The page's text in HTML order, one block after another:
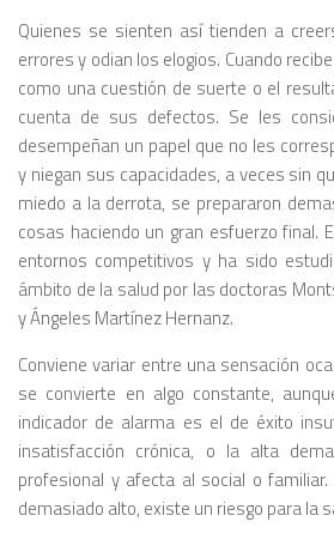
Quienes se sienten así tienden a
errores y odian los elogios. Cuando
como una cuestión de suerte o el
cuenta de sus defectos. Se les
desempeñan un papel que no les
y niegan sus capacidades, a veces sin
miedo a la derrota, se prepararon
cosas haciendo un gran esfuerzo final.
entornos competitivos y ha sido
ámbito de la salud por las doctoras
y Ángeles Martínez Hernanz.
Conviene variar entre una sensación
se convierte en algo constante,
indicador de alarma es el de éxito
insatisfacción crónica, o la alta
profesional y afecta al social o
demasiado alto, existe un riesgo para la